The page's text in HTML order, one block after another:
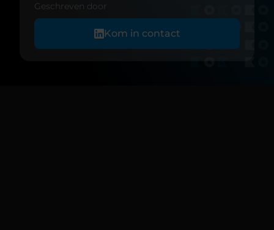
Geschreven door
Kom in contact